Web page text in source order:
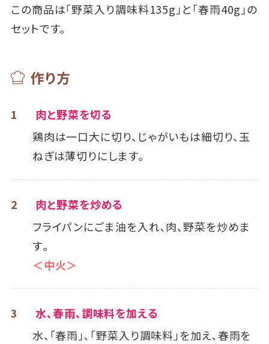
この商品は「野菜入り調味料135g」と「春雨40g」の
セットです。
作り方
1
肉と野菜を切る
鶏肉は一口大に切り、じゃがいもは細切り、玉
ねぎは薄切りにします。
2
肉と野菜を炒める
フライパンにごま油を入れ､肉、野菜を炒めま
す｡
＜中火＞
3
水､春雨､調味料を加える
水、「春雨」､「野菜入り調味料」を加え､春雨を